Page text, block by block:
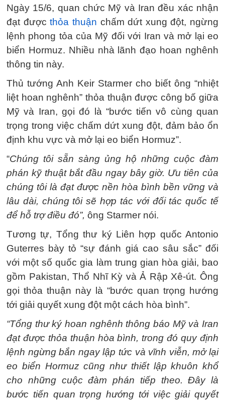
Ngày 15/6, quan chức Mỹ và Iran đều xác nhận
đạt đượcthỏa thuận chấm dứt xung đột, ngừng
lệnh phong tỏa của Mỹ đối với Iran và mở lại eo
biển Hormuz. Nhiều nhà lãnh đạo hoan nghênh
thông tin này.
Thủ tướng Anh Keir Starmer cho biết ông “nhiệt
liệt hoan nghênh” thỏa thuận được công bố giữa
Mỹ và Iran, gọi đó là “bước tiến vô cùng quan
trọng trong việc chấm dứt xung đột, đảm bảo ổn
định khu vực và mở lại eo biển Hormuz”.
“Chúng tôi sẵn sàng ủng hộ những cuộc đàm
phán kỹ thuật bắt đầu ngay bây giờ. Ưu tiên của
chúng tôi là đạt được nền hòa bình bền vững và
lâu dài, chúng tôi sẽ hợp tác với đối tác quốc tế
để hỗ trợ điều đó”, ông Starmer nói.
Tương tự, Tổng thư ký Liên hợp quốc Antonio
Guterres bày tỏ “sự đánh giá cao sâu sắc” đối
với một số quốc gia làm trung gian hòa giải, bao
gồm Pakistan, Thổ Nhĩ Kỳ và Ả Rập Xê-út. Ông
gọi thỏa thuận này là “bước quan trọng hướng
tới giải quyết xung đột một cách hòa bình”.
“Tổng thư ký hoan nghênh thông báo Mỹ và Iran
đạt được thỏa thuận hòa bình, trong đó quy định
lệnh ngừng bắn ngay lập tức và vĩnh viễn, mở lại
eo biển Hormuz cũng như thiết lập khuôn khổ
cho những cuộc đàm phán tiếp theo. Đây là
bước tiến quan trọng hướng tới việc giải quyết